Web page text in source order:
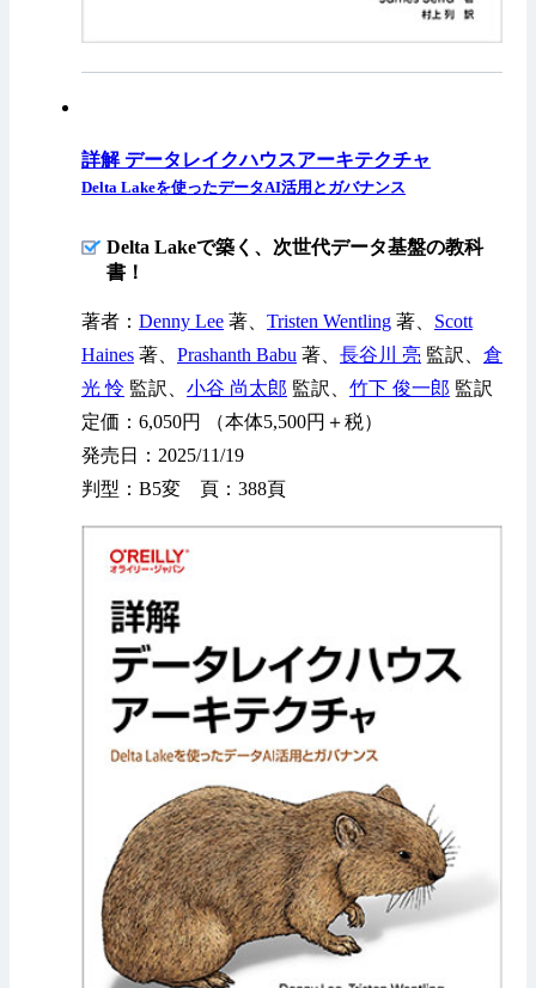
詳解 データレイクハウスアーキテクチャ
Delta Lakeを使ったデータAI活用とガバナンス
Delta Lakeで築く、次世代データ基盤の教科
書！
著者： Denny Lee 著、 Tristen Wentling 著、 Scott
Haines 著、 Prashanth Babu 著、 長谷川 亮 監訳、 倉
光 怜 監訳、 小谷 尚太郎 監訳、 竹下 俊一郎 監訳
定価：6,050円 （本体5,500円＋税）
発売日：2025/11/19
判型：B5変 頁：388頁